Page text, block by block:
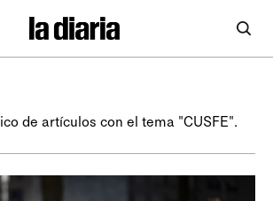
de artículos con el tema "CUSFE".